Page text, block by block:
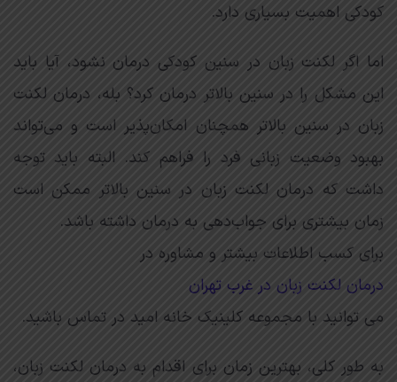
کودکی اهمیت بسیاری دارد.
اما اگر لکنت زبان در سنین کودکی درمان نشود، آیا باید
این مشکل را در سنین بالاتر درمان کرد؟ بله، درمان لکنت
زبان در سنین بالاتر همچنان امکان‌پذیر است و می‌تواند
بهبود وضعیت زبانی فرد را فراهم کند. البته باید توجه
داشت که درمان لکنت زبان در سنین بالاتر ممکن است
زمان بیشتری برای جواب‌دهی به درمان داشته باشد.
برای کسب اطلاعات بیشتر و مشاوره در
درمان لکنت زبان در غرب تهران
می توانید با مجموعه کلینیک خانه امید در تماس باشید.
به طور کلی، بهترین زمان برای اقدام به درمان لکنت زبان،